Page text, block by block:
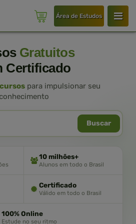
Área de Estudos
Gratuitos
Certificado
para impulsionar seu
conhecimento
Buscar
10 milhões+
Alunos em todo o Brasil
Certificado
Válido em todo o Brasil
100% Online
Estude no seu ritmo